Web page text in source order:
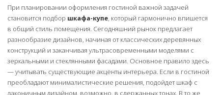
При планировании оформления гостиной важной задачей
становится подбор шкафа-купе, который гармонично впишется
в общий стиль помещения. Сегодняшний рынок предлагает
разнообразие дизайнов, начиная от классических деревянных
конструкций и заканчивая ультрасовременными моделями с
зеркальными и стеклянными фасадами. Основное правило здесь
— учитывать существующие акценты интерьера. Если в гостиной
преобладают минималистические решения, подойдет шкаф с
лаконичным дизайном, возможно, в сдержанных тонах. В то же